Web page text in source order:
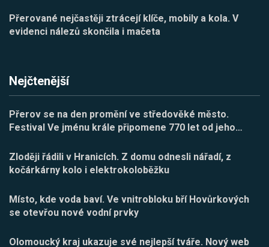
Přerované nejčastěji ztrácejí klíče, mobily a kola. V
evidenci nálezů skončila i mačeta
Nejčtenější
Přerov se na den promění ve středověké město.
Festival Ve jménu krále připomene 770 let od jeho…
Zloději řádili v Hranicích. Z domu odnesli nářadí, z
kočárkárny kolo i elektrokoloběžku
Místo, kde voda baví. Ve vnitrobloku bří Hovůrkových
se otevřou nové vodní prvky
Olomoucký kraj ukazuje své nejlepší tváře. Nový web